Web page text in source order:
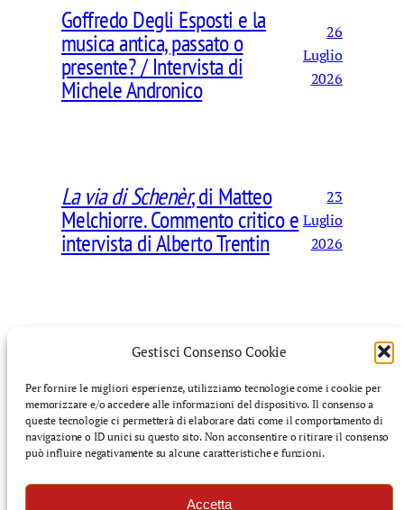
Gestisci Consenso Cookie
Per fornire le migliori esperienze, utilizziamo tecnologie come i cookie per
memorizzare e/o accedere alle informazioni del dispositivo. Il consenso a
queste tecnologie ci permetterà di elaborare dati come il comportamento di
navigazione o ID unici su questo sito. Non acconsentire o ritirare il consenso
può influire negativamente su alcune caratteristiche e funzioni.
Accetta
Goffredo Degli Esposti e la
musica antica, passato o
presente? / Intervista di
Michele Andronico
26
Luglio
2026
La via di Schenèr, di Matteo
Melchiorre. Commento critico e
intervista di Alberto Trentin
23
Luglio
2026
©️ Finnegans: rivista di cultura mediterranea – Tutti i
diritti riservati
f
i
s
l